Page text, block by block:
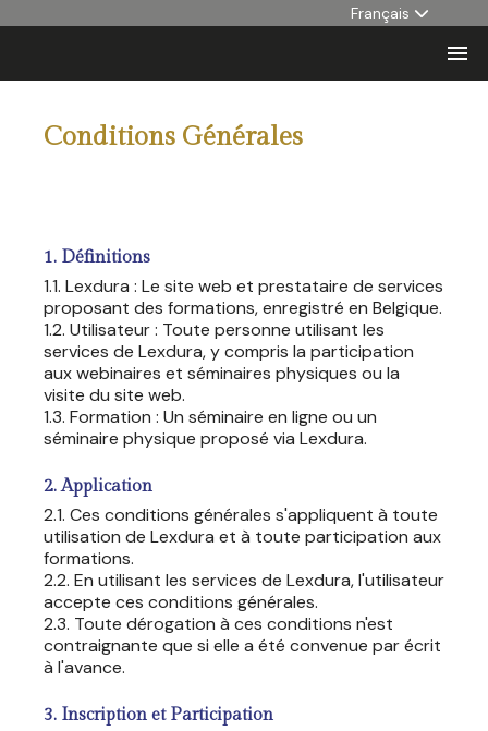
Français

Conditions Générales
1. Définitions
1.1. Lexdura : Le site web et prestataire de services
proposant des formations, enregistré en Belgique.
1.2. Utilisateur : Toute personne utilisant les
services de Lexdura, y compris la participation
aux webinaires et séminaires physiques ou la
visite du site web.
1.3. Formation : Un séminaire en ligne ou un
séminaire physique proposé via Lexdura.
2. Application
2.1. Ces conditions générales s'appliquent à toute
utilisation de Lexdura et à toute participation aux
formations.
2.2. En utilisant les services de Lexdura, l'utilisateur
accepte ces conditions générales.
2.3. Toute dérogation à ces conditions n'est
contraignante que si elle a été convenue par écrit
à l'avance.
3. Inscription et Participation